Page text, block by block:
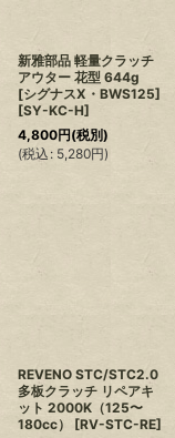
新雅部品 軽量クラッチ
アウター 花型 644g
[シグナスX・BWS125]
[SY-KC-H]
4,800円(税別)
(税込 : 5,280円)
REVENO STC/STC2.0
多板クラッチ リペアキ
ット 2000K（125〜
180cc）
[RV-STC-RE]